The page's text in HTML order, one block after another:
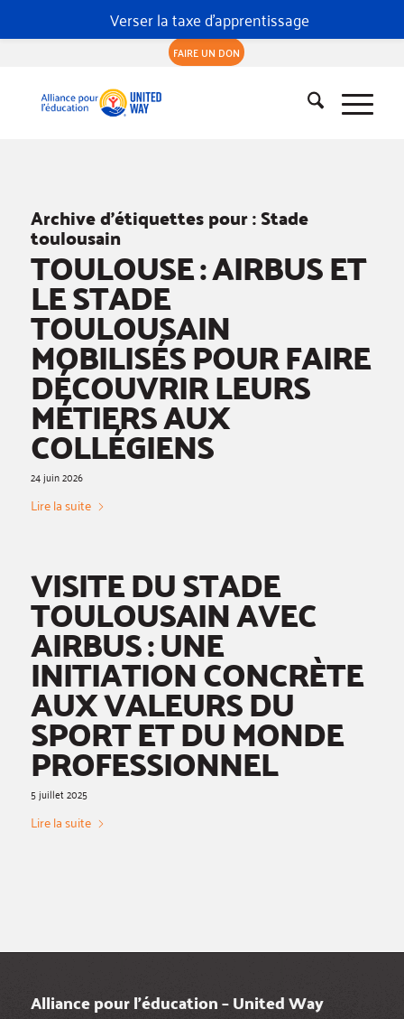
FAIRE UN DON
Archive d’étiquettes pour :Stade
toulousain
TOULOUSE : AIRBUS ET
LE STADE
TOULOUSAIN
MOBILISÉS POUR FAIRE
DÉCOUVRIR LEURS
MÉTIERS AUX
COLLÉGIENS
24 juin 2026
Lire la suite
VISITE DU STADE
TOULOUSAIN AVEC
AIRBUS : UNE
INITIATION CONCRÈTE
AUX VALEURS DU
SPORT ET DU MONDE
PROFESSIONNEL
5 juillet 2025
Lire la suite
Alliance pour l’éducation – United Way
Verser la taxe d'apprentissage